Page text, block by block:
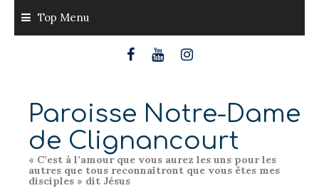
content
Top Menu
Paroisse Notre-Dame
de Clignancourt
« C’est à l’amour que vous aurez les uns pour les
autres que tous reconnaîtront que vous êtes mes
disciples » dit Jésus